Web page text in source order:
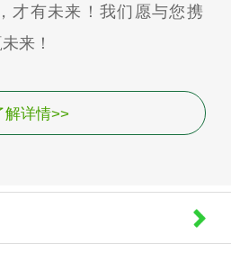
才有未来！我们愿与您携
来！
解详情>>